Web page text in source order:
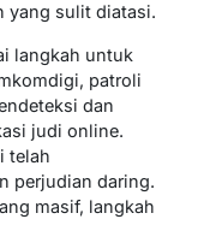
yang sulit diatasi.
langkah untuk
patroli
dan
judi online.
telah
perjudian daring.
masif, langkah